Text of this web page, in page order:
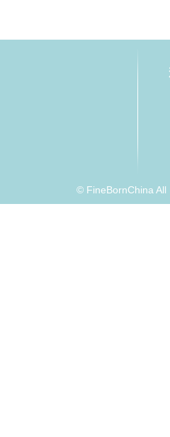
© FineBornChina